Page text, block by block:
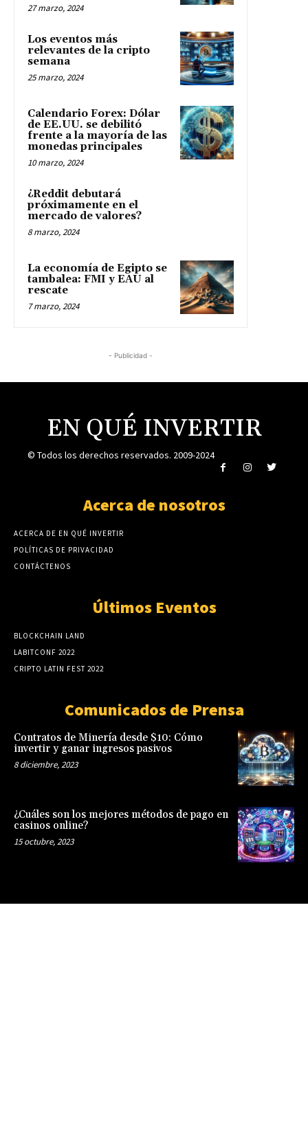
27 marzo, 2024
Los eventos más
relevantes de la cripto
semana
25 marzo, 2024
Calendario Forex: Dólar
de EE.UU. se debilitó
frente a la mayoría de las
monedas principales
10 marzo, 2024
¿Reddit debutará
próximamente en el
mercado de valores?
8 marzo, 2024
La economía de Egipto se
tambalea: FMI y EAU al
rescate
7 marzo, 2024
- Publicidad -
EN QUÉ INVERTIR
© Todos los derechos reservados. 2009-2024
Acerca de nosotros
ACERCA DE EN QUÉ INVERTIR
POLÍTICAS DE PRIVACIDAD
CONTÁCTENOS
Últimos Eventos
BLOCKCHAIN LAND
LABITCONF 2022
CRIPTO LATIN FEST 2022
Comunicados de Prensa
Contratos de Minería desde $10: Cómo
invertir y ganar ingresos pasivos
8 diciembre, 2023
¿Cuáles son los mejores métodos de pago en
casinos online?
15 octubre, 2023